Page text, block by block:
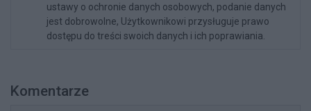
ustawy o ochronie danych osobowych, podanie danych
jest dobrowolne, Użytkownikowi przysługuje prawo
dostępu do treści swoich danych i ich poprawiania.
Komentarze